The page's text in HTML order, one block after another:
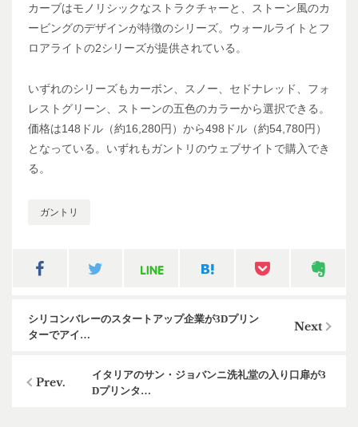
カーブはモノリシックなストラクチャーと、ストーン風のカ
ービングのデザインが特徴のシリーズ。ウォールライトとフ
ロアライトの2シリーズが提供されている。
いずれのシリーズもカーボン、スノー、セドナレッド、フォ
レストグリーン、ストーンの五色のカラーから選択できる。
価格は148ドル（約16,280円）から498ドル（約54,780円）
となっている。いずれもガントリのウェブサイトで購入でき
る。
ガントリ
シリコンバレーのスタートアップ企業が3Dプリン
ターでアイ…
イタリアのサン・ジョバンニ洗礼堂の入り口扉が3
Dプリンタ…